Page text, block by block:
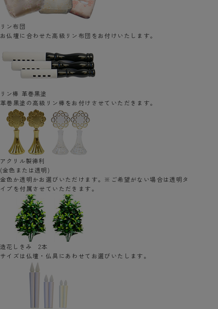
リン布団
お仏壇に合わせた高級リン布団をお付けいたします。
リン棒 革巻黒塗
革巻黒塗の高級リン棒をお付けさせていただきます。
アクリル製徳利
(金色または透明)
金色か透明かお選びいただけます。※ご希望がない場合は透明タ
イプを付属させていただきます。
造花しきみ 2本
サイズは仏壇・仏具にあわせてお選びいたします。